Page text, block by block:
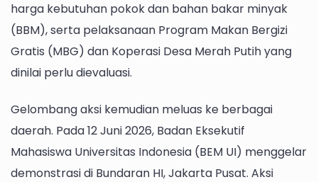
harga kebutuhan pokok dan bahan bakar minyak
(BBM), serta pelaksanaan Program Makan Bergizi
Gratis (MBG) dan Koperasi Desa Merah Putih yang
dinilai perlu dievaluasi.
Gelombang aksi kemudian meluas ke berbagai
daerah. Pada 12 Juni 2026, Badan Eksekutif
Mahasiswa Universitas Indonesia (BEM UI) menggelar
demonstrasi di Bundaran HI, Jakarta Pusat. Aksi